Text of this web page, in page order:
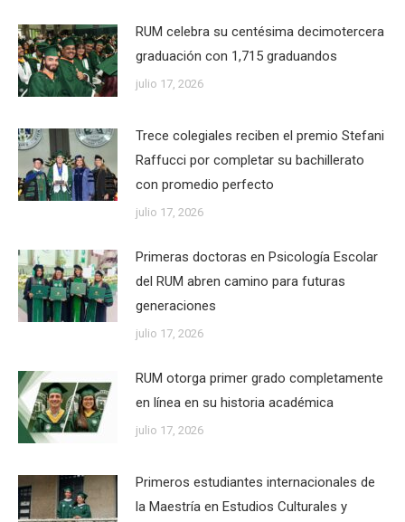
RUM celebra su centésima decimotercera
graduación con 1,715 graduandos
julio 17, 2026
Trece colegiales reciben el premio Stefani
Raffucci por completar su bachillerato
con promedio perfecto
julio 17, 2026
Primeras doctoras en Psicología Escolar
del RUM abren camino para futuras
generaciones
julio 17, 2026
RUM otorga primer grado completamente
en línea en su historia académica
julio 17, 2026
Primeros estudiantes internacionales de
la Maestría en Estudios Culturales y